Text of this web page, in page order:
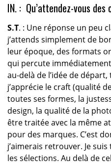
IN. : Qu’attendez-vous
S.T. : Une réponse un peu
j’attends simplement de
leur époque, des formats
qui percute
au-delà de l’idée de
j’apprécie le craft (qualité
toutes ses formes, la
design, la qualité de la
être traitée avec la même
pour des marques. C’est
j’aimerais retrouver. Je
les sélections. Au delà de